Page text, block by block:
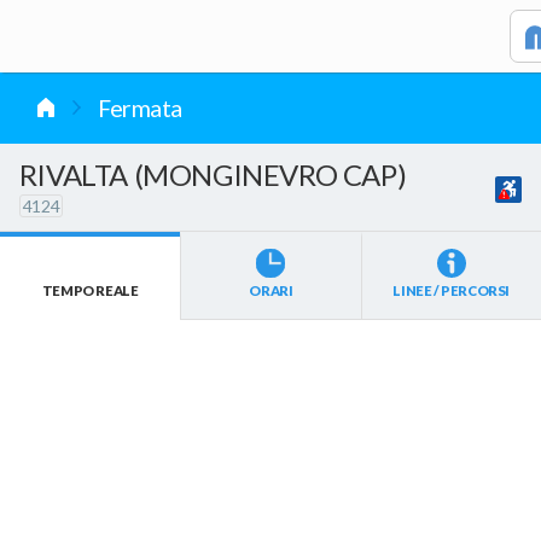
Fermata
RIVALTA (MONGINEVRO CAP)
4124
TEMPO REALE ORARI LINEE / PERCORSI